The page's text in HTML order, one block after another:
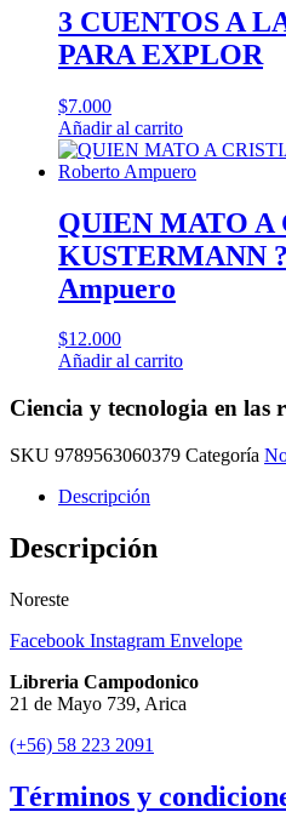
cantidad3 CUENTOS A
PARA EXPLOR
$7.000
Añadir al carrito
QUIEN MATO A
KUSTERMANN
Ampuero
$12.000
Añadir al carrito
Ciencia y tecnologia en las
SKU 9789563060379 Categoría
Descripción
Descripción
Noreste
Facebook Instagram Envelope
Libreria Campodonico
21 de Mayo 739, Arica
(+56) 58 223 2091
Términos y